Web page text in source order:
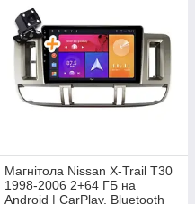
Магнітола Nissan X-Trail T30
1998-2006 2+64 ГБ на
Android | CarPlay, Bluetooth